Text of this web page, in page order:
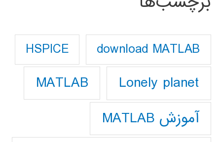
download MATLAB
HSPICE
Lonely planet
MATLAB
آموزش MATLAB